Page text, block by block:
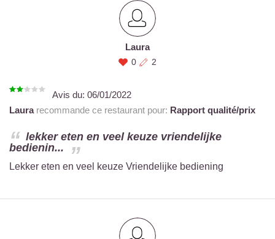
Laura
0 2
Avis du: 06/01/2022
Laurarecommande ce restaurant pour: Rapport qualité/prix
lekker eten en veel keuze vriendelijke
bedienin...
Lekker eten en veel keuze Vriendelijke bediening